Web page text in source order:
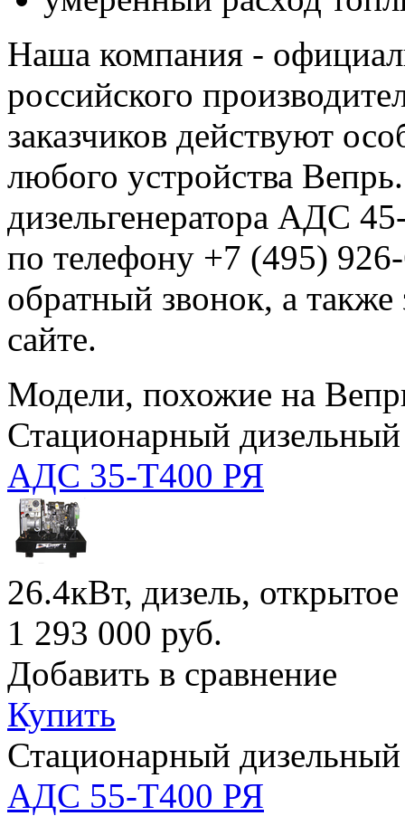
Наша компания -
российского
заказчиков действуют
любого устройства
дизельгенератора АДС
по телефону +7 (495)
обратный звонок, а также
сайте.
Модели, похожие на
Стационарный дизельный
АДС 35-Т400 РЯ
26.4кВт, дизель, открытое
1 293 000 руб.
Добавить в сравнение
Купить
Стационарный дизельный
АДС 55-Т400 РЯ